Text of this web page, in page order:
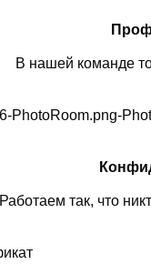
В нашей команде
Работаем так, что